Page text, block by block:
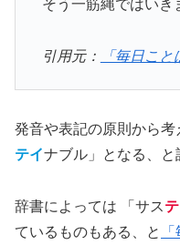
そう一筋縄ではいき
引用元： 「毎日こと
発音や表記の原則から
テイナブル」となる、と
辞書によっては 「サス
ているものもある、と